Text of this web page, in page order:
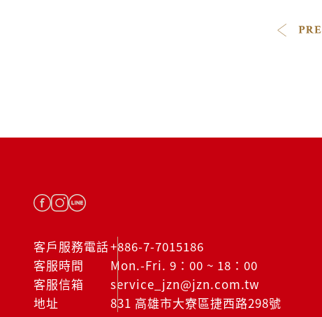
客戶服務電話+886-7-7015186
客服時間
Mon.-Fri. 9：00 ~ 18：00
客服信箱
service_jzn@jzn.com.tw
地址
831 高雄市大寮區捷西路298號